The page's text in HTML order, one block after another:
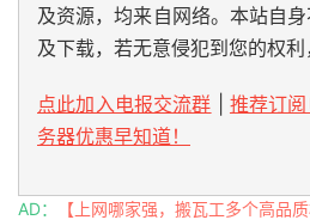
及资源，均来自网络。本站自
及下载，若无意侵犯到您的权利
点此加入电报交流群
推荐订
务器优惠早知道！
AD：
【上网哪家强，搬瓦工多个高品